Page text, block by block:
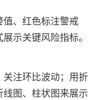
、红色标注警戒
示关键风险指标。
注环比波动；用折
图、柱状图来展示